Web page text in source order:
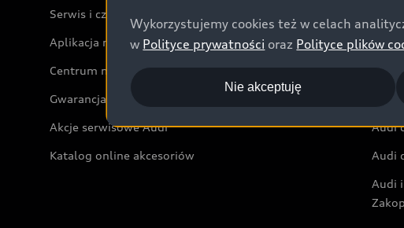
Serwis i części
Aplikacja myAudi i usługi cyfrowe
Centrum napraw powypadkowych
Gwarancja
Akcje serwisowe Audi
Katalog online akcesoriów
Audi
Audi
Audi
Audi
Audi
Wykorzystujemy cookies też w celach
w Polityce prywatności oraz Polityce plików
Nie akceptuję